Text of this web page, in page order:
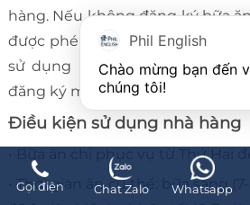
hàng. Nếu không đăng ký bữa
được phép sử dụng khu vực
sử dụng khu căng tin. Bữa ăn
đăng ký mỗi bốn tuần một lần.
Điều kiện sử dụng nhà hàng
• Bữa ăn chỉ phục vụ từ Thứ Hai
• Thời gian ăn cụ thể: bữa sáng
Gọi điện Chat Zalo Whatsapp
Phil English
Chào mừng bạn đến
chúng tôi!